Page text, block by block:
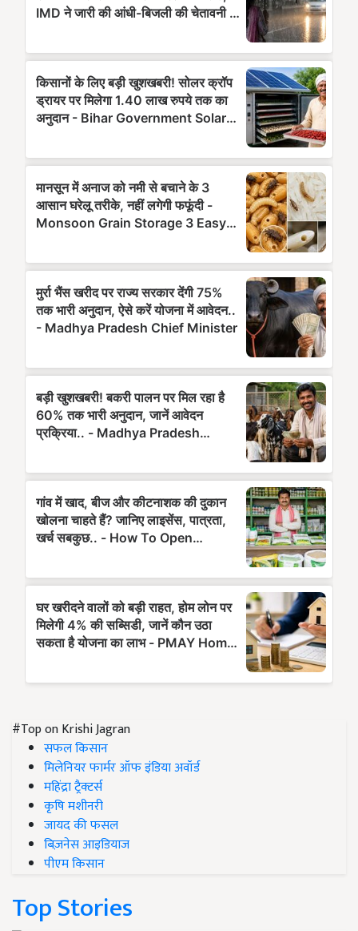
#Top on Krishi Jagran
सफल किसान
मिलेनियर फार्मर ऑफ इंडिया अवॉर्ड
महिंद्रा ट्रैक्टर्स
कृषि मशीनरी
जायद की फसल
बिज़नेस आइडियाज
पीएम किसान
Top Stories